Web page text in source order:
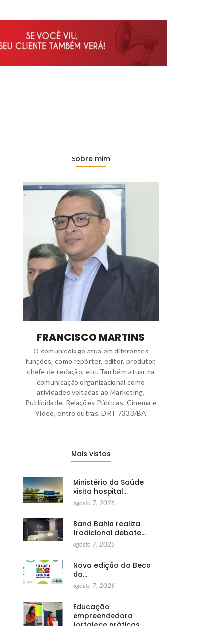
Sobre mim
FRANCISCO MARTINS
O comunicólogo atua em diferentes
funções, como repórter, editor, produtor,
chefe de redação, etc. Também atuar na
comunicação organizacional como
atividades voltadas ao Marketing,
Publicidade, Relações Públicas, Cinema e
Vídeo, entre outras. DRT 7333/BA
Mais vistos
Ministério da Saúde
visita hospital…
agosto 7, 2026
Band Bahia realiza
tradicional debate…
agosto 7, 2026
Nova edição do Beco
da…
agosto 7, 2026
Educação
empreendedora